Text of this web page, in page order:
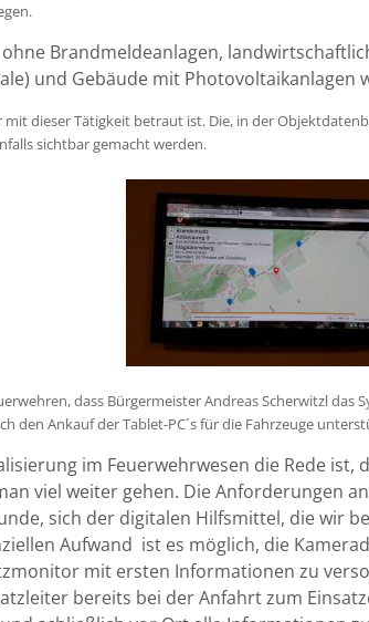
Brandmeldeanlagen,
und Gebäude mit Photovoltaikanlagen
mit dieser Tätigkeit betraut ist. Die, in der
sichtbar gemacht werden.
dass Bürgermeister Andreas Scherwitzl
den Ankauf der Tablet-PC´s für die Fahrzeuge
im Feuerwehrwesen die Rede ist,
viel weiter gehen. Die Anforderungen
sich der digitalen Hilfsmittel, die wir
Aufwand ist es möglich, die
mit ersten Informationen zu
bereits bei der Anfahrt zum